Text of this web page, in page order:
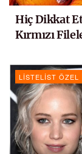
Hiç Dikkat
Kırmızı
LISTELIST ÖZEL